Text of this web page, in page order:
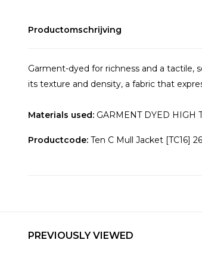
Productomschrijving
Garment-dyed for richness and a tactile,
its texture and density, a fabric that
Materials used: GARMENT DYED HIGH
Productcode: Ten C Mull Jacket [TC16]
PREVIOUSLY VIEWED